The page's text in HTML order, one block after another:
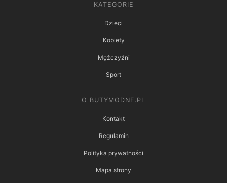
KATEGORIE
Dzieci
Kobiety
Mężczyźni
Sport
O BUTYMODNE.PL
Kontakt
Regulamin
Polityka prywatności
Mapa strony